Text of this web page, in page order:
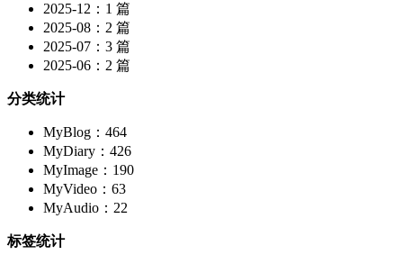
2025-12：1 篇
2025-08：2 篇
2025-07：3 篇
2025-06：2 篇
分类统计
MyBlog：464
MyDiary：426
MyImage：190
MyVideo：63
MyAudio：22
标签统计